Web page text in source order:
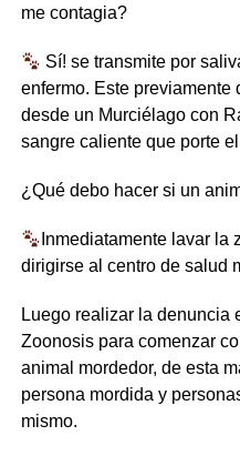
me contagia?
Sí! se transmite por
enfermo. Este previamente
desde un Murciélago con
sangre caliente que porte
¿Qué debo hacer si un
Inmediatamente lavar la
dirigirse al centro de salud
Luego realizar la denuncia
Zoonosis para comenzar
animal mordedor, de esta
persona mordida y
mismo.